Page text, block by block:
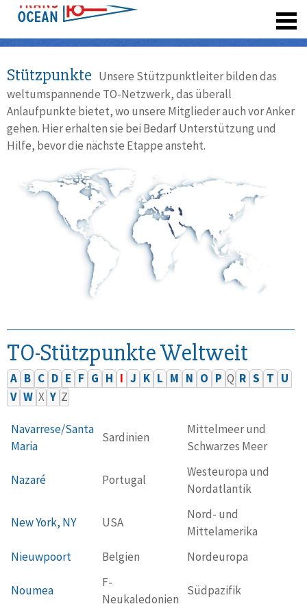
Stützpunkte Unsere Stützpunktleiter bilden das
weltumspannende TO-Netzwerk, das überall
Anlaufpunkte bietet, wo unsere Mitglieder auch vor Anker
gehen. Hier erhalten sie bei Bedarf Unterstützung und
Hilfe, bevor die nächste Etappe ansteht.
TO-Stützpunkte Weltweit
A B C D E F G H I J K L M N O P Q R S T U
V W X Y Z
Navarrese/Santa
Maria
Sardinien
Mittelmeer und
Schwarzes Meer
Nazaré Portugal
Westeuropa und
Nordatlantik
New York, NY USA
Nord- und
Mittelamerika
Nieuwpoort
Belgien Nordeuropa
Noumea
F-
Neukaledonien
Südpazifik